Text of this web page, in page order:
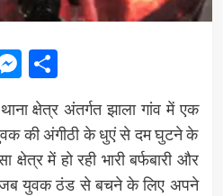
Messenger
Share
क्षेत्र अंतर्गत झाला गांव में एक
युवक की अंगीठी के धुएं से दम घुटने के
में हो रही भारी बर्फबारी और
युवक ठंड से बचने के लिए अपने